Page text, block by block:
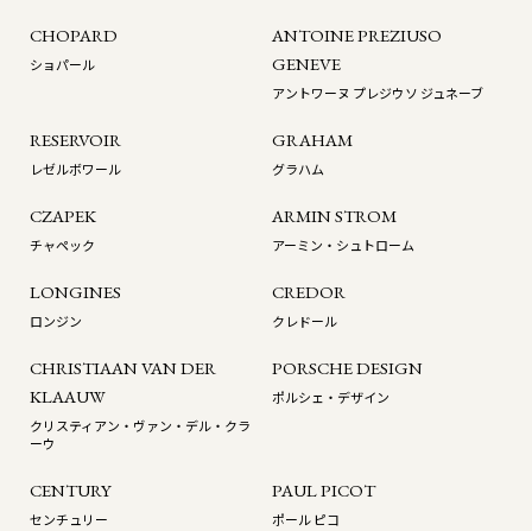
CHOPARD
ショパール
ANTOINE PREZIUSO
GENEVE
アントワーヌ プレジウソ ジュネーブ
RESERVOIR
レゼルボワール
GRAHAM
グラハム
CZAPEK
チャペック
ARMIN STROM
アーミン・シュトローム
LONGINES
ロンジン
CREDOR
クレドール
CHRISTIAAN VAN DER
KLAAUW
クリスティアン・ヴァン・デル・クラ
ーウ
PORSCHE DESIGN
ポルシェ・デザイン
CENTURY
センチュリー
PAUL PICOT
ポール ピコ